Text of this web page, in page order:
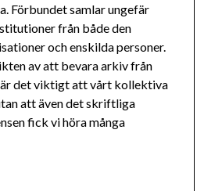
Förbundet samlar ungefär
från både den
och enskilda personer.
av att bevara arkiv från
är det viktigt att vårt kollektiva
att även det skriftliga
fick vi höra många